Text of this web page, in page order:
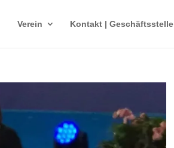
Verein Kontakt | Geschäftsstelle